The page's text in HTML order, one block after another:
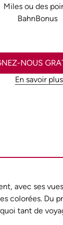
Miles ou des
BahnBonus
NOUS
En savoir plus
avec ses vues
colorées. Du
tant de